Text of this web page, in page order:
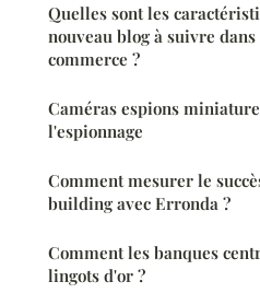
Quelles sont les
nouveau blog à suivre
commerce ?
Caméras espions
l'espionnage
Comment mesurer le
building avec Erronda ?
Comment les banques
lingots d'or ?